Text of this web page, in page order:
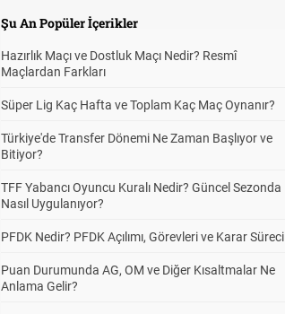
Şu An Popüler İçerikler
Hazırlık Maçı ve Dostluk Maçı Nedir? Resmî
Maçlardan Farkları
Süper Lig Kaç Hafta ve Toplam Kaç Maç Oynanır?
Türkiye'de Transfer Dönemi Ne Zaman Başlıyor ve
Bitiyor?
TFF Yabancı Oyuncu Kuralı Nedir? Güncel Sezonda
Nasıl Uygulanıyor?
PFDK Nedir? PFDK Açılımı, Görevleri ve Karar Süreci
Puan Durumunda AG, OM ve Diğer Kısaltmalar Ne
Anlama Gelir?